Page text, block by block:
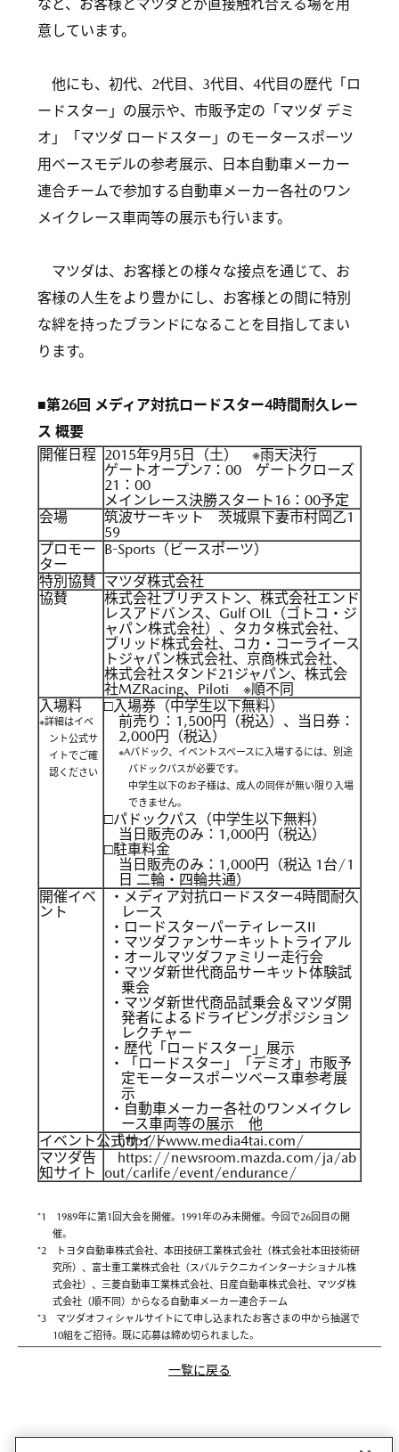
など、お客様とマツダとが直接触れ合える場を用
意しています。
他にも、初代、2代目、3代目、4代目の歴代「ロ
ードスター」の展示や、市販予定の「マツダ デミ
オ」「マツダ ロードスター」のモータースポーツ
用ベースモデルの参考展示、日本自動車メーカー
連合チームで参加する自動車メーカー各社のワン
メイクレース車両等の展示も行います。
マツダは、お客様との様々な接点を通じて、お
客様の人生をより豊かにし、お客様との間に特別
な絆を持ったブランドになることを目指してまい
ります。
■第26回 メディア対抗ロードスター4時間耐久レー
ス 概要
開催日程 2015年9月5日（土） ※雨天決行
ゲートオープン7：00 ゲートクローズ
21：00
メインレース決勝スタート16：00予定
会場
筑波サーキット 茨城県下妻市村岡乙1
59
プロモー
ター
B-Sports（ビースポーツ）
特別協賛 マツダ株式会社
協賛
株式会社ブリヂストン、株式会社エンド
レスアドバンス、Gulf OIL（ゴトコ・ジ
ャパン株式会社）、タカタ株式会社、
ブリッド株式会社、コカ・コーライース
トジャパン株式会社、京商株式会社、
株式会社スタンド21ジャパン、株式会
社MZRacing、Piloti ※順不同
入場料
※詳細はイベ
ント公式サ
イトでご確
認ください
□入場券（中学生以下無料）
前売り：1,500円（税込）、当日券：
2,000円（税込）
※Aパドック、イベントスペースに入場するには、別途
パドックパスが必要です。
中学生以下のお子様は、成人の同伴が無い限り入場
できません。
□パドックパス（中学生以下無料）
当日販売のみ：1,000円（税込）
□駐車料金
当日販売のみ：1,000円（税込 1台/1
日 二輪・四輪共通）
開催イベ
ント
・メディア対抗ロードスター4時間耐久
レース
・ロードスターパーティレースII
・マツダファンサーキットトライアル
・オールマツダファミリー走行会
・マツダ新世代商品サーキット体験試
乗会
・マツダ新世代商品試乗会＆マツダ開
発者によるドライビングポジション
レクチャー
・歴代「ロードスター」展示
・「ロードスター」「デミオ」市販予
定モータースポーツベース車参考展
示
・自動車メーカー各社のワンメイクレ
ース車両等の展示 他
イベント公式サイトhttp://www.media4tai.com/
マツダ告
知サイト
https://newsroom.mazda.com/ja/ab
out/carlife/event/endurance/
*1 1989年に第1回大会を開催。1991年のみ未開催。今回で26回目の開
催。
*2 トヨタ自動車株式会社、本田技研工業株式会社（株式会社本田技術研
究所）、富士重工業株式会社（スバルテクニカインターナショナル株
式会社）、三菱自動車工業株式会社、日産自動車株式会社、マツダ株
式会社（順不同）からなる自動車メーカー連合チーム
*3 マツダオフィシャルサイトにて申し込まれたお客さまの中から抽選で
10組をご招待。既に応募は締め切られました。
一覧に戻る